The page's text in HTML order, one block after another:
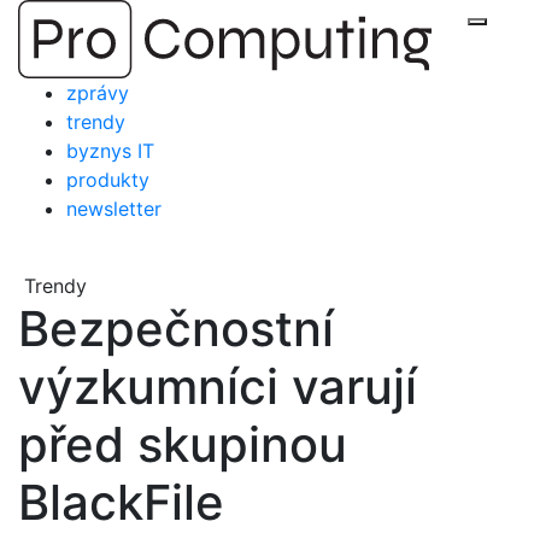
Přejít
obsah
zprávy
trendy
byznys IT
produkty
newsletter
Trendy
Bezpečnostní
výzkumníci varují
před skupinou
BlackFile